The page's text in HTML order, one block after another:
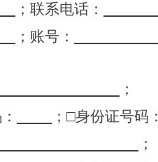
； 联系电话 ：
； 账号 ：
；
； □身份证号码：
；